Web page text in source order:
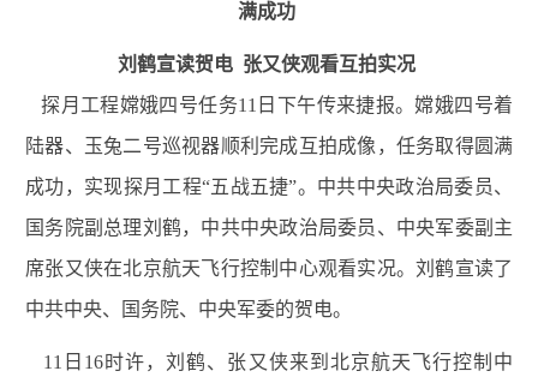
满成功
刘鹤宣读贺电 张又侠观看互拍实况
探月工程嫦娥四号任务11日下午传来捷报。嫦娥四号着
陆器、玉兔二号巡视器顺利完成互拍成像，任务取得圆满
成功，实现探月工程“五战五捷”。中共中央政治局委员、
国务院副总理刘鹤，中共中央政治局委员、中央军委副主
席张又侠在北京航天飞行控制中心观看实况。刘鹤宣读了
中共中央、国务院、中央军委的贺电。
11日16时许，刘鹤、张又侠来到北京航天飞行控制中